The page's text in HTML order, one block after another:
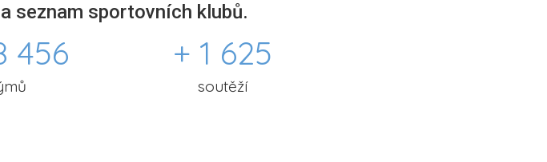
seznam sportovních klubů.
456 + 1 625
soutěží